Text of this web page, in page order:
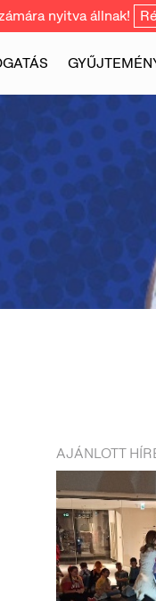
nyitva állnak!
AJÁNLOTT